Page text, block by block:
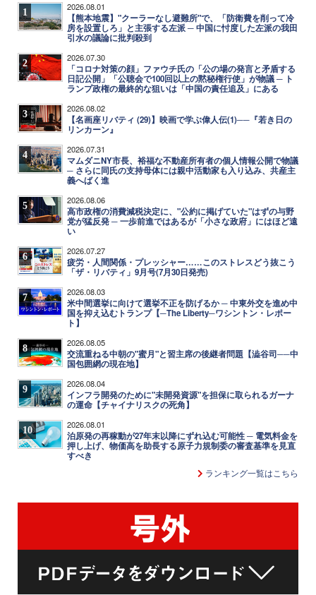
1 2026.08.01
【熊本地震】"クーラーなし避難所"で、「防衛費を削って冷
房を設置しろ」と主張する左派 ─ 中国に忖度した左派の我田
引水の議論に批判殺到
2 2026.07.30
「コロナ対策の顔」ファウチ氏の「公の場の発言と矛盾する
日記公開」「公聴会で100回以上の黙秘権行使」が物議 ─ ト
ランプ政権の最終的な狙いは「中国の責任追及」にある
3 2026.08.02
【名画座リバティ (29)】映画で学ぶ偉人伝(1)──『若き日の
リンカーン』
4 2026.07.31
マムダニNY市長、裕福な不動産所有者の個人情報公開で物議
─ さらに同氏の支持母体には親中活動家も入り込み、共産主
義へばく進
5 2026.08.06
高市政権の消費減税決定に、"公約に掲げていた"はずの与野
党が猛反発 ─ 一歩前進ではあるが「小さな政府」にはほど遠
い
6 2026.07.27
疲労・人間関係・プレッシャー……このストレスどう抜こう
「ザ・リバティ」9月号(7月30日発売)
7 2026.08.03
米中間選挙に向けて選挙不正を防げるか ─ 中東外交を進め中
国を抑え込むトランプ【─The Liberty─ワシントン・レポー
ト】
8 2026.08.05
交流重ねる中朝の"蜜月"と習主席の後継者問題【澁谷司──中
国包囲網の現在地】
9 2026.08.04
インフラ開発のために"未開発資源"を担保に取られるガーナ
の運命【チャイナリスクの死角】
10 2026.08.01
泊原発の再稼動が27年末以降にずれ込む可能性 ─ 電気料金を
押し上げ、物価高を助長する原子力規制委の審査基準を見直
すべき
ランキング一覧はこちら